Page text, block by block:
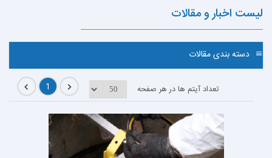
لیست اخبار و مقالات
دسته بندی مقالات
تعداد آیتم ها در هر صفحه 1